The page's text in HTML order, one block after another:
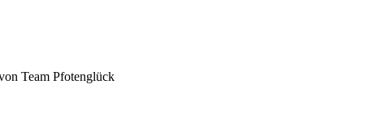
Team Pfotenglück